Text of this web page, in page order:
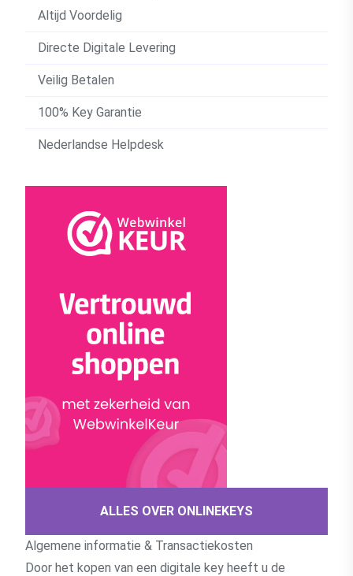
Altijd Voordelig
Directe Digitale Levering
Veilig Betalen
100% Key Garantie
Nederlandse Helpdesk
ALLES OVER ONLINEKEYS
Algemene informatie & Transactiekosten
Door het kopen van een digitale key heeft u de